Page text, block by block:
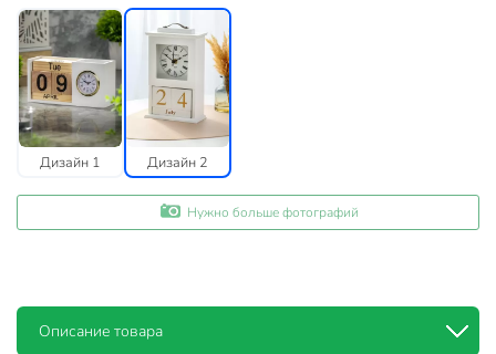
Дизайн 1 Дизайн 2
Нужно больше фотографий
Описание товара